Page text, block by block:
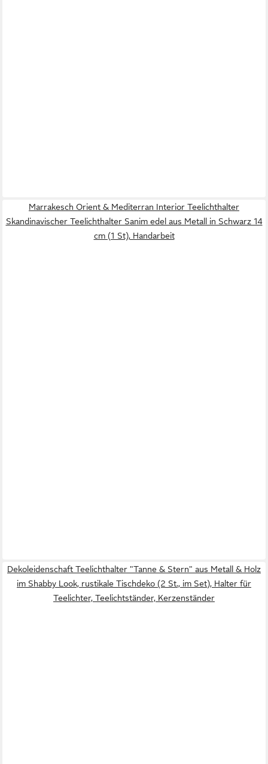
Marrakesch Orient & Mediterran Interior Teelichthalter
Skandinavischer Teelichthalter Sanim edel aus Metall in Schwarz 14
cm (1 St), Handarbeit
Dekoleidenschaft Teelichthalter "Tanne & Stern" aus Metall & Holz
im Shabby Look, rustikale Tischdeko (2 St., im Set), Halter für
Teelichter, Teelichtständer, Kerzenständer